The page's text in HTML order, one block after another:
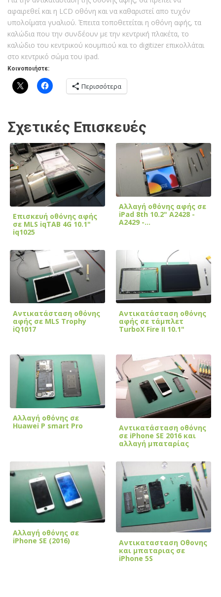
αφαιρεθεί και η LCD οθόνη και να καθαριστεί απο τυχόν
υπολοίματα γυαλιού. Έπειτα τοποθετείται η οθόνη αφής, τα
καλώδια που την συνδέουν με την κεντρική πλακέτα, το
καλώδιο του κεντρικού κουμπιού και το digitizer επικολλάται
στο κεντρικό σώμα του ipad.
Κοινοποιήστε:
Περισσότερα
Σχετικές Επισκευές
Επισκευή οθόνης αφής
σε MLS iqTAB 4G 10.1"
iq1025
Αλλαγή οθόνης αφής σε
iPad 8th 10.2" A2428 -
A2429 -…
Αντικατάσταση οθόνης
αφής σε MLS Trophy
iQ1017
Αντικατάσταση οθόνης
αφής σε τάμπλετ
TurboX Fire II 10.1"
Αλλαγή οθόνης σε
Huawei P smart Pro
Αντικατάσταση οθόνης
σε iPhone SE 2016 και
αλλαγή μπαταρίας
Αλλαγή οθόνης σε
iPhone SE (2016)
Αντικατασταση Οθονης
και μπαταριας σε
iPhone 5S